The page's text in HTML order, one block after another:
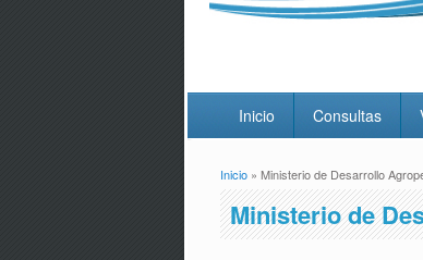
Inicio Consultas
Usted está aquí
Inicio » Ministerio de Desarrollo
Ministerio de